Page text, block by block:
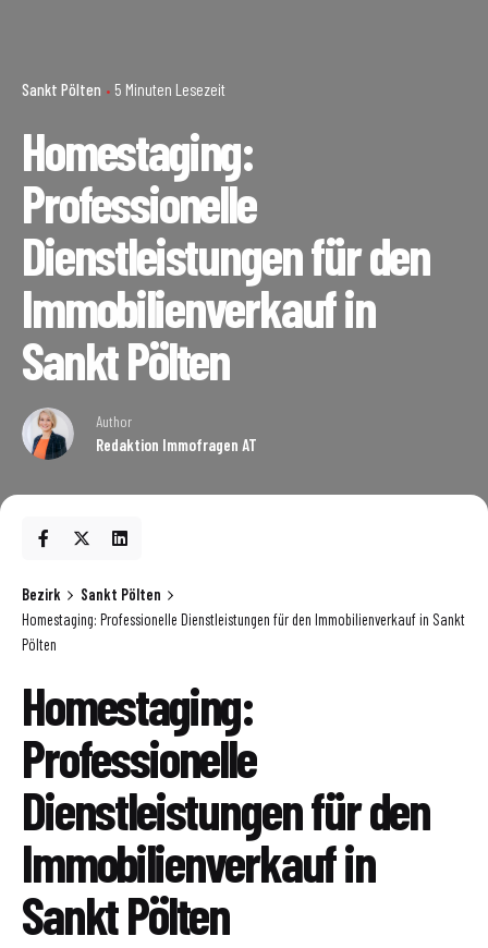
Sankt Pölten 5 Minuten Lesezeit
Homestaging:
Professionelle
Dienstleistungen für den
Immobilienverkauf in
Sankt Pölten
Author
Redaktion Immofragen AT
Bezirk
Sankt Pölten
Homestaging: Professionelle Dienstleistungen für den Immobilienverkauf in Sankt
Pölten
Homestaging:
Professionelle
Dienstleistungen für den
Immobilienverkauf in
Sankt Pölten